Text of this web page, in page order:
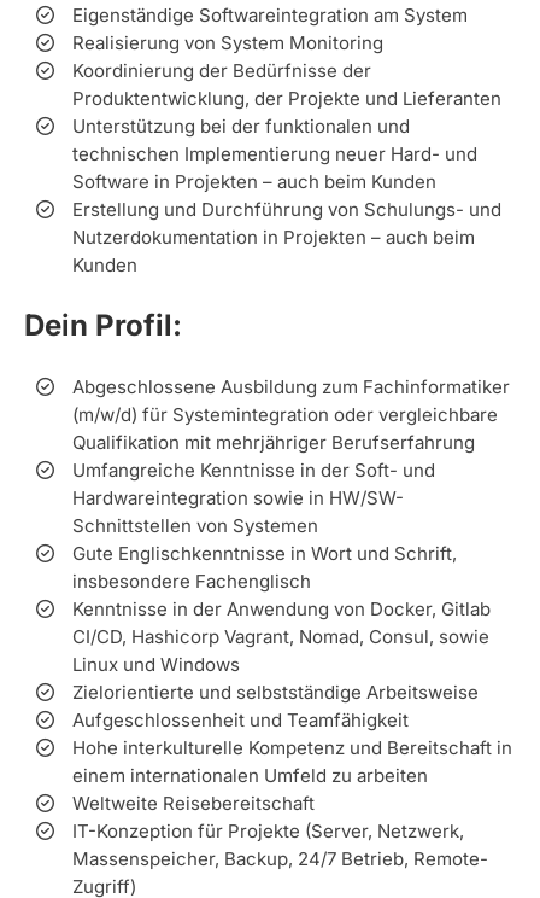
Eigenständige Softwareintegration am System
Realisierung von System Monitoring
Koordinierung der Bedürfnisse der
Produktentwicklung, der Projekte und Lieferanten
Unterstützung bei der funktionalen und
technischen Implementierung neuer Hard- und
Software in Projekten – auch beim Kunden
Erstellung und Durchführung von Schulungs- und
Nutzerdokumentation in Projekten – auch beim
Kunden
Dein Profil:
Abgeschlossene Ausbildung zum Fachinformatiker
(m/w/d) für Systemintegration oder vergleichbare
Qualifikation mit mehrjähriger Berufserfahrung
Umfangreiche Kenntnisse in der Soft- und
Hardwareintegration sowie in HW/SW-
Schnittstellen von Systemen
Gute Englischkenntnisse in Wort und Schrift,
insbesondere Fachenglisch
Kenntnisse in der Anwendung von Docker, Gitlab
CI/CD, Hashicorp Vagrant, Nomad, Consul, sowie
Linux und Windows
Zielorientierte und selbstständige Arbeitsweise
Aufgeschlossenheit und Teamfähigkeit
Hohe interkulturelle Kompetenz und Bereitschaft in
einem internationalen Umfeld zu arbeiten
Weltweite Reisebereitschaft
IT-Konzeption für Projekte (Server, Netzwerk,
Massenspeicher, Backup, 24/7 Betrieb, Remote-
Zugriff)